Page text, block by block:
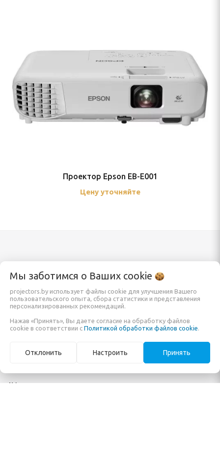
Проектор Epson EB-E001
Цену уточняйте
Каталог
Проекторы
Экраны для проектора
Мониторы и панели
AV-коммутация
Информация
Заказать
О компании
покупке
Мы заботимся о Ваших cookie
projectors.by использует файлы cookie для улучшения Вашего
пользовательского опыта, сбора статистики и представления
персонализированных рекомендаций.
Нажав «Принять», Вы даете согласие на обработку файлов
cookie в соответствии с Политикой обработки файлов cookie.
Отклонить Настроить Принять